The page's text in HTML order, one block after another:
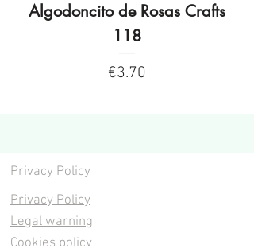
Algodoncito de Rosas Crafts
118
Price
€3.70
Privacy Policy
Privacy Policy
Legal warning
Cookies policy